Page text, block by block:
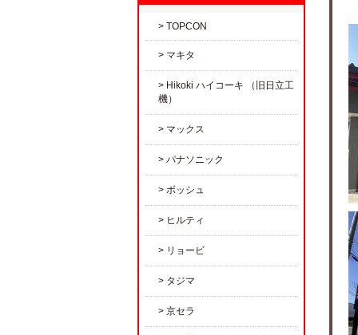
TOPCON
マキタ
Hikoki ハイコーキ （旧日立工
機）
マックス
パナソニック
ボッシュ
ヒルティ
リョービ
タジマ
京セラ